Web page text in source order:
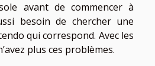
avant de commencer à
besoin de chercher une
qui correspond. Avec les
plus ces problèmes.